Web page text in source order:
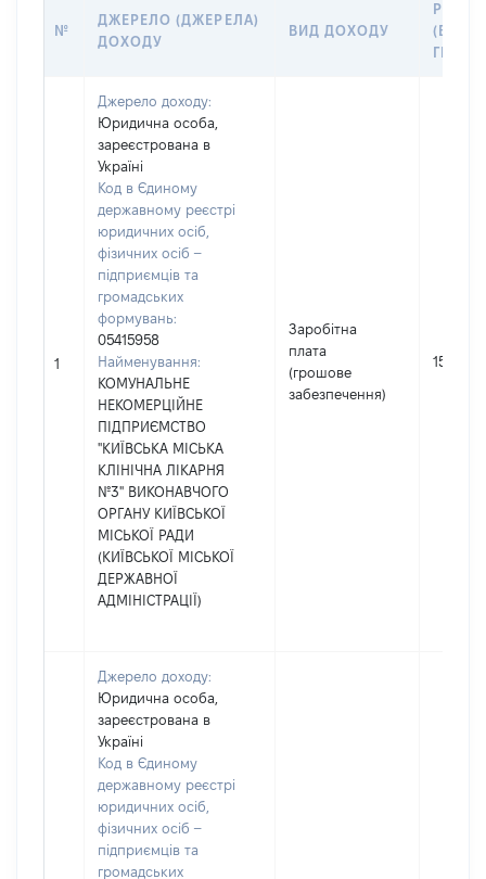
№
ДЖЕРЕЛО (ДЖЕРЕЛА)
ДОХОДУ
ВИД ДОХОДУ
ГРН
1
Джерело доходу:
Юридична особа,
зареєстрована в
Україні
Код в Єдиному
державному реєстрі
юридичних осіб,
фізичних осіб –
підприємців та
громадських
формувань:
05415958
Найменування:
КОМУНАЛЬНЕ
НЕКОМЕРЦІЙНЕ
ПІДПРИЄМСТВО
"КИЇВСЬКА МІСЬКА
КЛІНІЧНА ЛІКАРНЯ
№3" ВИКОНАВЧОГО
ОРГАНУ КИЇВСЬКОЇ
МІСЬКОЇ РАДИ
(КИЇВСЬКОЇ МІСЬКОЇ
ДЕРЖАВНОЇ
АДМІНІСТРАЦІЇ)
Заробітна
плата
(грошове
забезпечення)
154621
Джерело доходу:
Юридична особа,
зареєстрована в
Україні
Код в Єдиному
державному реєстрі
юридичних осіб,
фізичних осіб –
підприємців та
громадських